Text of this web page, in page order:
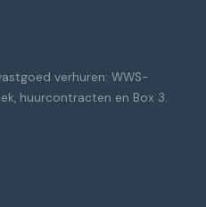
verhuren: WWS-
huurcontracten en Box 3.